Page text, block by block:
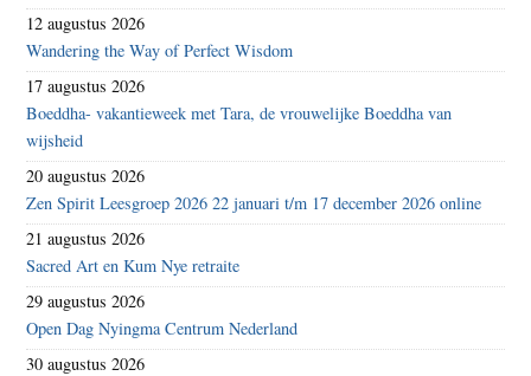
12 augustus 2026
Wandering the Way of Perfect Wisdom
17 augustus 2026
Boeddha- vakantieweek met Tara, de vrouwelijke Boeddha van
wijsheid
20 augustus 2026
Zen Spirit Leesgroep 2026 22 januari t/m 17 december 2026 online
21 augustus 2026
Sacred Art en Kum Nye retraite
29 augustus 2026
Open Dag Nyingma Centrum Nederland
30 augustus 2026